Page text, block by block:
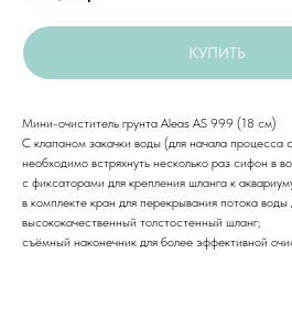
КУПИТЬ
Мини-очиститель грунта Aleas AS 999 (18 см)
С клапаном закачки воды (для начала процесса
необходимо встряхнуть несколько раз сифон в
с фиксаторами для крепления шланга к
в комплекте кран для перекрывания потока воды
высококачественный толстостенный шланг;
съёмный наконечник для более эффективной